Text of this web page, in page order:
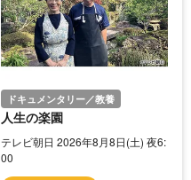
ドキュメンタリー／教養
人生の楽園
テレビ朝日 2026年8月8日(土) 夜6:
00